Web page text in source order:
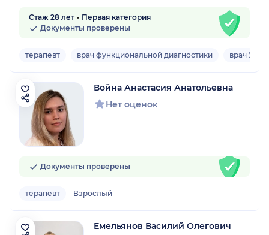
Стаж 28 лет
Первая категория
Документы проверены
терапевт врач функциональной диагностики врач УЗД
Война Анастасия Анатольевна
Нет оценок
Документы проверены
терапевт Взрослый
Емельянов Василий Олегович